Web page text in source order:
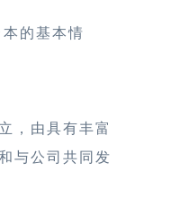
的基本情
，由具有丰富
与公司共同发